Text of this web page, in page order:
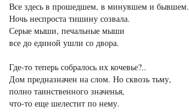
Все здесь в прошедшем, в минувшем и бывшем.
Ночь неспроста тишину созвала.
Серые мыши, печальные мыши
все до единой ушли со двора.
Где-то теперь собралось их кочевье?..
Дом предназначен на слом. Но сквозь тьму,
полно таинственного значенья,
что-то еще шелестит по нему.